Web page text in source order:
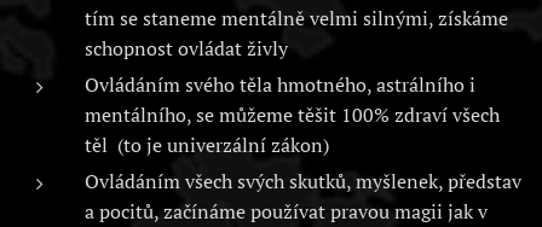
tím se staneme mentálně velmi silnými, získáme
schopnost ovládat živly
Ovládáním svého těla hmotného, astrálního i
mentálního, se můžeme těšit 100% zdraví všech
těl (to je univerzální zákon)
Ovládáním všech svých skutků, myšlenek, představ
a pocitů, začínáme používat pravou magii jak v